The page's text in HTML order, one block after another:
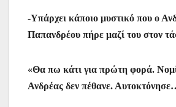
-Υπάρχει κάποιο μυστικό που ο
Παπανδρέου πήρε μαζί του στον
«Θα πω κάτι για πρώτη φορά.
Ανδρέας δεν πέθανε.